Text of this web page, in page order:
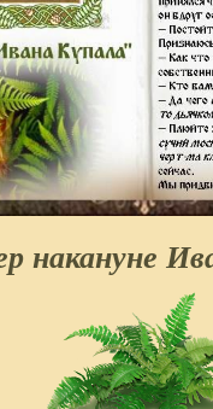
накануне